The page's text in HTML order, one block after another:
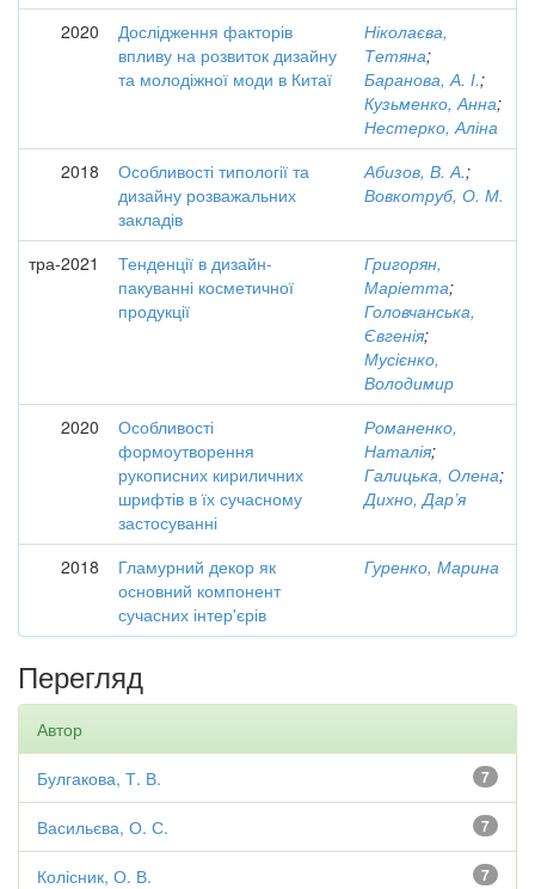
2020
Дослідження факторів
впливу на розвиток дизайну
та молодіжної моди в Китаї
Ніколаєва,
Тетяна;
Баранова, А. І.;
Кузьменко, Анна;
Нестерко, Аліна
2018
Особливості типології та
дизайну розважальних
закладів
Абизов, В. А.;
Вовкотруб, О. М.
тра-2021
Тенденції в дизайн-
пакуванні косметичної
продукції
Григорян,
Маріетта;
Головчанська,
Євгенія;
Мусієнко,
Володимир
2020
Особливості
формоутворення
рукописних кириличних
шрифтів в їх сучасному
застосуванні
Романенко,
Наталія;
Галицька, Олена;
Дихно, Дар’я
2018
Гламурний декор як
основний компонент
сучасних інтер'єрів
Гуренко, Марина
Перегляд
Автор
7
Булгакова, Т. В.
7
Васильєва, О. С.
7
Колісник, О. В.